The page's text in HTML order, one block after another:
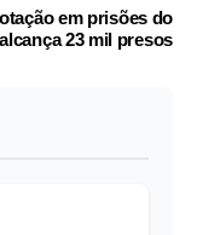
em prisões do
23 mil presos